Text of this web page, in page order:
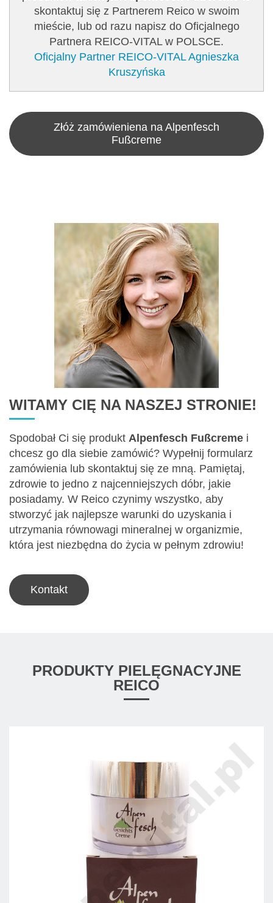
Zawartość: 75 ml /Nr art.: 5105
skontaktuj się z Partnerem Reico w swoim
mieście, lub od razu napisz do Oficjalnego
Partnera REICO-VITAL w POLSCE.
Oficjalny Partner REICO-VITAL Agnieszka
Kruszyńska
Złóż zamówieniena na Alpenfesch
Fußcreme
WITAMY CIĘ NA NASZEJ STRONIE!
Spodobał Ci się produkt Alpenfesch Fußcreme i
chcesz go dla siebie zamówić? Wypełnij formularz
zamówienia lub skontaktuj się ze mną. Pamiętaj,
zdrowie to jedno z najcenniejszych dóbr, jakie
posiadamy. W Reico czynimy wszystko, aby
stworzyć jak najlepsze warunki do uzyskania i
utrzymania równowagi mineralnej w organizmie,
która jest niezbędna do życia w pełnym zdrowiu!
Kontakt
PRODUKTY PIELĘGNACYJNE
REICO